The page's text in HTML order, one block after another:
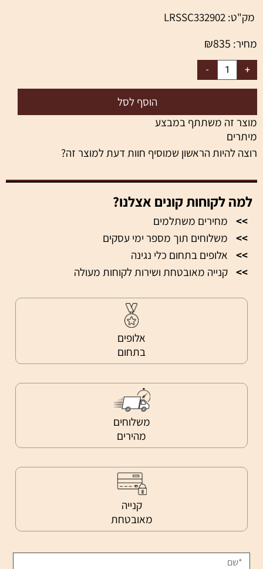
מק"ט: LRSSC332902
מחיר:
₪835
הוסף לסל
מוצר זה משתתף במבצע
מיתרים
רוצה להיות הראשון שמוסיף חוות דעת למוצר זה?
למה לקוחות קונים אצלנו?
>>
מחירים משתלמים
>>
משלוחים תוך מספר ימי עסקים
>>
אלופים בתחום כלי נגינה
>> קנייה מאובטחת ושירות לקוחות מעולה
אלופים
בתחום
משלוחים
מהירים
קנייה
מאובטחת